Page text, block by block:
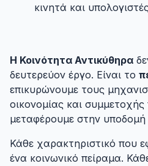
κινητά και
Η Κοινότητα Αντικύθηρα
δευτερεύον έργο. Είναι το
επικυρώνουμε τους
οικονομίας και
μεταφέρουμε στην υποδομή
Κάθε χαρακτηριστικό που
ένα κοινωνικό πείραμα.